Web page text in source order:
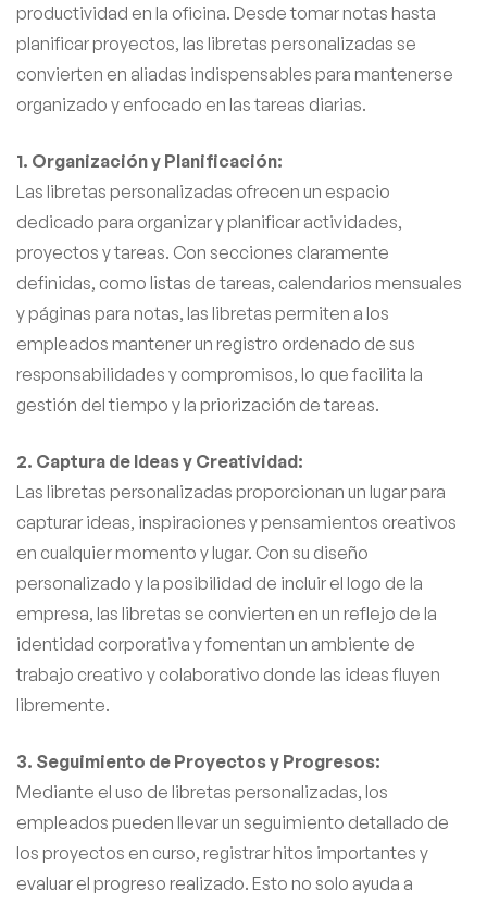
productividad en la oficina. Desde tomar notas hasta
planificar proyectos, las libretas personalizadas se
convierten en aliadas indispensables para mantenerse
organizado y enfocado en las tareas diarias.
1. Organización y Planificación:
Las libretas personalizadas ofrecen un espacio
dedicado para organizar y planificar actividades,
proyectos y tareas. Con secciones claramente
definidas, como listas de tareas, calendarios mensuales
y páginas para notas, las libretas permiten a los
empleados mantener un registro ordenado de sus
responsabilidades y compromisos, lo que facilita la
gestión del tiempo y la priorización de tareas.
2. Captura de Ideas y Creatividad:
Las libretas personalizadas proporcionan un lugar para
capturar ideas, inspiraciones y pensamientos creativos
en cualquier momento y lugar. Con su diseño
personalizado y la posibilidad de incluir el logo de la
empresa, las libretas se convierten en un reflejo de la
identidad corporativa y fomentan un ambiente de
trabajo creativo y colaborativo donde las ideas fluyen
libremente.
3. Seguimiento de Proyectos y Progresos:
Mediante el uso de libretas personalizadas, los
empleados pueden llevar un seguimiento detallado de
los proyectos en curso, registrar hitos importantes y
evaluar el progreso realizado. Esto no solo ayuda a